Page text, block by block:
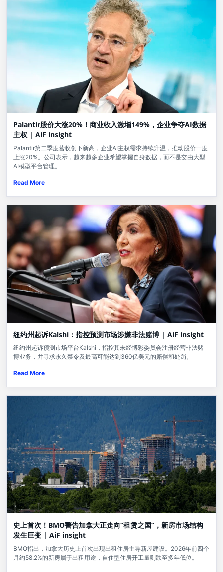
Palantir股价大涨20%！商业收入激增149%，企业争夺AI数据
主权 | AiF insight
Palantir第二季度营收创下新高，企业AI主权需求持续升温，推动股价一度
上涨20%。公司表示，越来越多企业希望掌握自身数据，而不是交由大型
AI模型平台管理。
Read More
纽约州起诉Kalshi：指控预测市场涉嫌非法赌博 | AiF insight
纽约州起诉预测市场平台Kalshi，指控其未经博彩委员会注册经营非法赌
博业务，并寻求永久禁令及最高可能达到360亿美元的赔偿和处罚。
Read More
史上首次！BMO警告加拿大正走向“租赁之国”，新房市场结构
发生巨变 | AiF insight
BMO指出，加拿大历史上首次出现出租住房主导新屋建设。2026年前四个
月约58.2%的新房属于出租用途，自住型住房开工量则跌至多年低位。